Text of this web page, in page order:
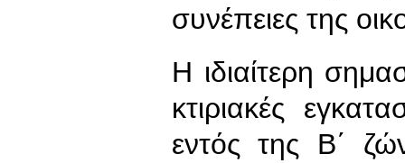
συνέπειες της
Η ιδιαίτερη
κτιριακές
εντός της Β΄